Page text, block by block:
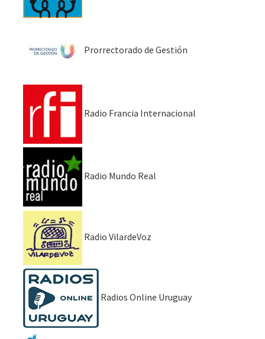
Prorrectorado de Gestión
Radio Francia Internacional
Radio Mundo Real
Radio VilardeVoz
Radios Online Uruguay